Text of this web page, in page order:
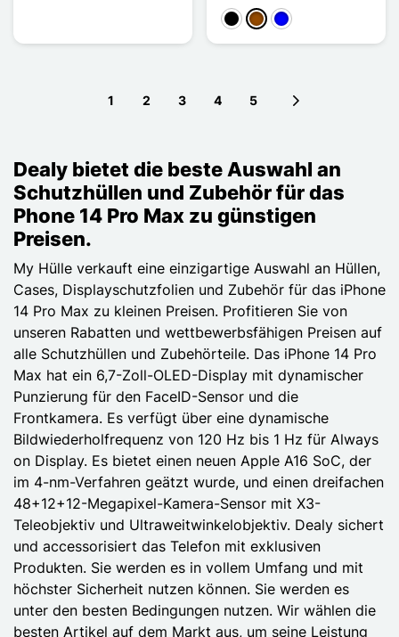
Schwarz
BraunBlau
1 2 3 4 5
Dealy bietet die beste Auswahl an
Schutzhüllen und Zubehör für das
Phone 14 Pro Max zu günstigen
Preisen.
My Hülle verkauft eine einzigartige Auswahl an Hüllen,
Cases, Displayschutzfolien und Zubehör für das iPhone
14 Pro Max zu kleinen Preisen. Profitieren Sie von
unseren Rabatten und wettbewerbsfähigen Preisen auf
alle Schutzhüllen und Zubehörteile. Das iPhone 14 Pro
Max hat ein 6,7-Zoll-OLED-Display mit dynamischer
Punzierung für den FaceID-Sensor und die
Frontkamera. Es verfügt über eine dynamische
Bildwiederholfrequenz von 120 Hz bis 1 Hz für Always
on Display. Es bietet einen neuen Apple A16 SoC, der
im 4-nm-Verfahren geätzt wurde, und einen dreifachen
48+12+12-Megapixel-Kamera-Sensor mit X3-
Teleobjektiv und Ultraweitwinkelobjektiv. Dealy sichert
und accessorisiert das Telefon mit exklusiven
Produkten. Sie werden es in vollem Umfang und mit
höchster Sicherheit nutzen können. Sie werden es
unter den besten Bedingungen nutzen. Wir wählen die
besten Artikel auf dem Markt aus, um seine Leistung